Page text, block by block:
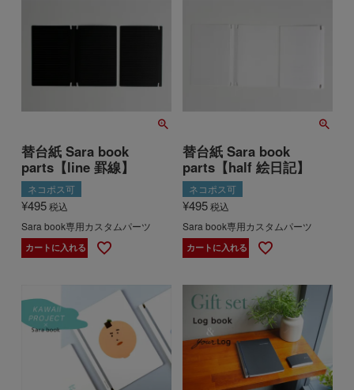
替台紙 Sara book
parts【line 罫線】
ネコポス可
¥495税込
Sara book専用カスタムパーツ
カートに入れる
替台紙 Sara book
parts【half 絵日記】
ネコポス可
¥495税込
Sara book専用カスタムパーツ
カートに入れる